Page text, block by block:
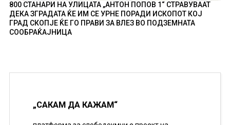
800 СТАНАРИ НА УЛИЦАТА „АНТОН ПОПОВ 1“ СТРАВУВААТ
ДЕКА ЗГРАДАТА ЌЕ ИМ СЕ УРНЕ ПОРАДИ ИСКОПОТ КОЈ
ГРАД СКОПЈЕ ЌЕ ГО ПРАВИ ЗА ВЛЕЗ ВО ПОДЗЕМНАТА
СООБРАЌАЈНИЦА
„САКАМ ДА КАЖАМ“